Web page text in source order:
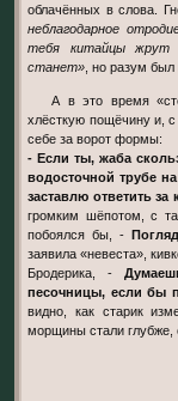
облачённых в слова.
неблагодарное
тебя китайцы жрут
станет» , но разум
А в это время «стерва» подлетела к «суженому», зарядила ему
хлёсткую пощёчину и, с
себе за ворот формы:
- Если ты, жаба
водосточной трубе
заставлю ответить
громким шёпотом, с
побоялся бы, -
заявила «невеста»,
Бродерика, -
песочницы, если бы
видно, как старик
морщины стали глубже,